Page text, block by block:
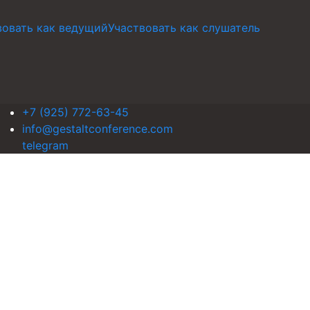
как ведущийУчаствовать как слушатель
+7 (925) 772-63-45
info@gestaltconference.com
telegram